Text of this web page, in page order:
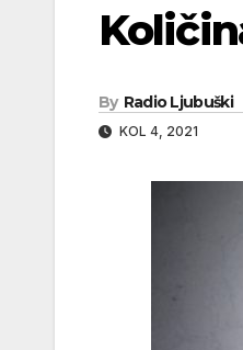
By Radio Ljubuški
KOL 4, 2021